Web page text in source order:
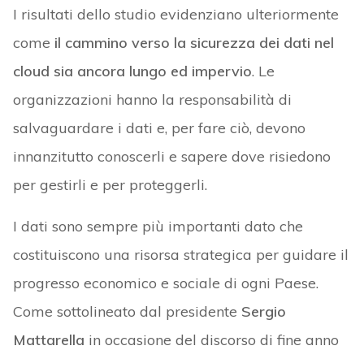
I risultati dello studio evidenziano ulteriormente
come il cammino verso la sicurezza dei dati nel
cloud sia ancora lungo ed impervio. Le
organizzazioni hanno la responsabilità di
salvaguardare i dati e, per fare ciò, devono
innanzitutto conoscerli e sapere dove risiedono
per gestirli e per proteggerli.
I dati sono sempre più importanti dato che
costituiscono una risorsa strategica per guidare il
progresso economico e sociale di ogni Paese.
Come sottolineato dal presidente Sergio
Mattarella in occasione del discorso di fine anno